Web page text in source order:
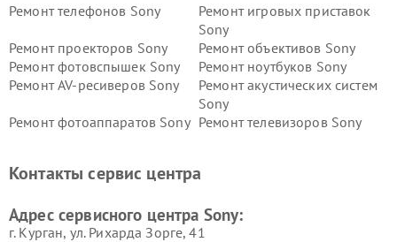
Ремонт телефонов Sony
Ремонт игровых приставок
Sony
Ремонт проекторов Sony
Ремонт объективов Sony
Ремонт фотовспышек Sony
Ремонт ноутбуков Sony
Ремонт AV-ресиверов Sony
Ремонт акустических систем
Sony
Ремонт фотоаппаратов Sony Ремонт телевизоров Sony
Контакты сервис центра
Адрес сервисного центра Sony:
г. Курган, ул. Рихарда Зорге, 41